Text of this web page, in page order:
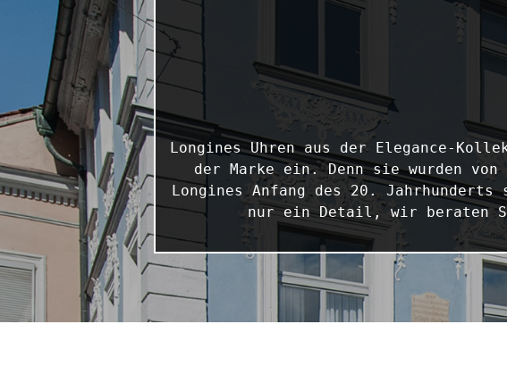
Longines Uhren aus der Elegance-
der Marke ein. Denn sie wurden
Longines Anfang des 20.
nur ein Detail, wir beraten